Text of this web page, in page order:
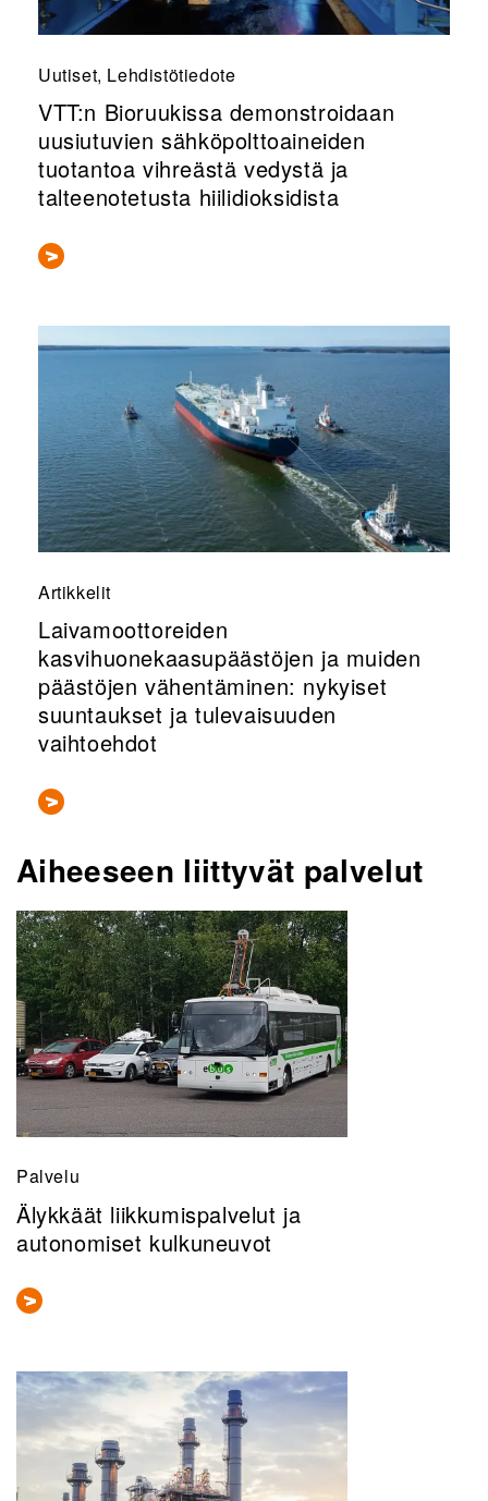
Uutiset, Lehdistötiedote
VTT:n Bioruukissa demonstroidaan
uusiutuvien sähköpolttoaineiden
tuotantoa vihreästä vedystä ja
talteenotetusta hiilidioksidista
Artikkelit
Laivamoottoreiden
kasvihuonekaasupäästöjen ja muiden
päästöjen vähentäminen: nykyiset
suuntaukset ja tulevaisuuden
vaihtoehdot
Aiheeseen liittyvät palvelut
Palvelu
Älykkäät liikkumispalvelut ja
autonomiset kulkuneuvot